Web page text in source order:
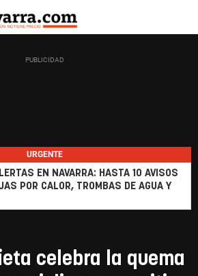
URGENTE
EN NAVARRA: HASTA 10 AVISOS
POR CALOR, TROMBAS DE AGUA Y
celebra la quema